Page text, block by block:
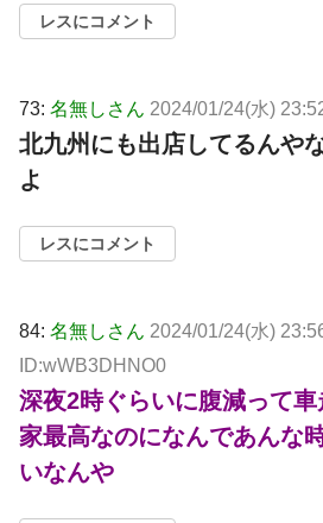
レスにコメント
73: 名無しさん 2024/01/24(水)
北九州にも出店してるんや
よ
レスにコメント
84: 名無しさん 2024/01/24(水)
ID:wWB3DHNO0
深夜2時ぐらいに腹減って
家最高なのになんであんな
いなんや